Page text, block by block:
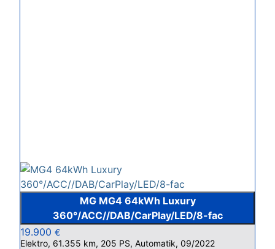
MG MG4 64kWh Luxury
360°/ACC//DAB/CarPlay/LED/8-fac
19.900 €
Elektro, 61.355 km, 205 PS, Automatik, 09/2022